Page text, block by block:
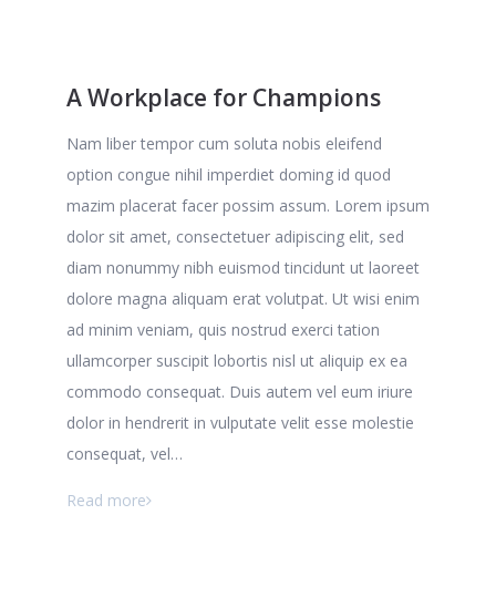
A Workplace for Champions
Nam liber tempor cum soluta nobis eleifend
option congue nihil imperdiet doming id quod
mazim placerat facer possim assum. Lorem ipsum
dolor sit amet, consectetuer adipiscing elit, sed
diam nonummy nibh euismod tincidunt ut laoreet
dolore magna aliquam erat volutpat. Ut wisi enim
ad minim veniam, quis nostrud exerci tation
ullamcorper suscipit lobortis nisl ut aliquip ex ea
commodo consequat. Duis autem vel eum iriure
dolor in hendrerit in vulputate velit esse molestie
consequat, vel…
Read more